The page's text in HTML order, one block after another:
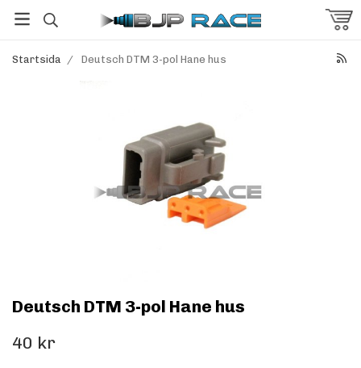
Startsida / Deutsch DTM 3-pol Hane hus
Deutsch DTM 3-pol Hane hus
40 kr